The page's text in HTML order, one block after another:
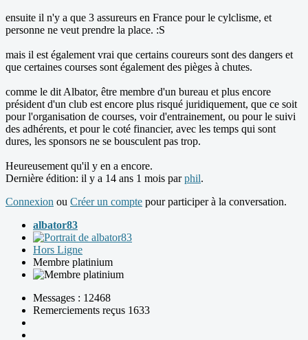
ensuite il n'y a que 3 assureurs en France pour le cylclisme, et
personne ne veut prendre la place. :S
mais il est également vrai que certains coureurs sont des dangers et
que certaines courses sont également des pièges à chutes.
comme le dit Albator, être membre d'un bureau et plus encore
président d'un club est encore plus risqué juridiquement, que ce soit
pour l'organisation de courses, voir d'entrainement, ou pour le suivi
des adhérents, et pour le coté financier, avec les temps qui sont
dures, les sponsors ne se bousculent pas trop.
Heureusement qu'il y en a encore.
Dernière édition: il y a 14 ans 1 mois parphil.
Connexion ou Créer un compte pour participer à la conversation.
albator83
Hors Ligne
Membre platinium
Messages : 12468
Remerciements reçus 1633